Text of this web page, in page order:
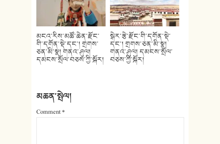
མངའ་རིས་མཚོ་ཆེན་རྫོང་
གི་དགོན་སྡེ་དང་། གྲགས་
ཅན་མི་སྣ། གནའ་ཤུལ།
དམངས་སྲོལ་བཅས་ཀྱི་སྐོར།
སྒེར་རྩེ་རྫོང་གི་དགོན་སྡེ་
དང་། གྲགས་ཅན་མི་སྣ།
གནའ་ཤུལ། དམངས་སྲོལ་
བཅས་ཀྱི་སྐོར།
མཆན་སྤེལ།
Comment*